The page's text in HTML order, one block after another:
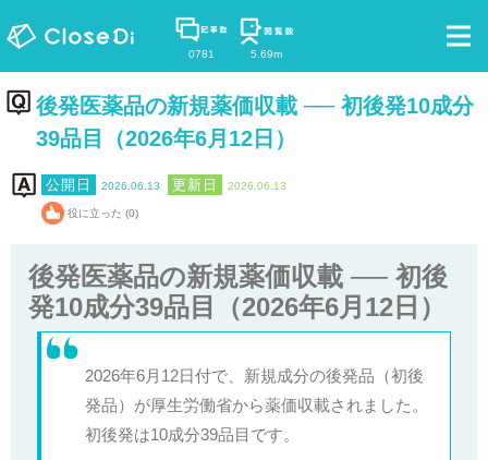
0781 5.69m
後発医薬品の新規薬価収載 ── 初後発10成分
39品目（2026年6月12日）
2026.06.13 2026.06.13
役に立った (0)
後発医薬品の新規薬価収載 ── 初後
発10成分39品目（2026年6月12日）
2026年6月12日付で、新規成分の後発品（初後
発品）が厚生労働省から薬価収載されました。
初後発は10成分39品目です。